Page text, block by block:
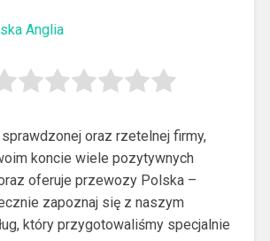
Anglia
oraz rzetelnej firmy,
koncie wiele pozytywnych
oferuje przewozy Polska –
zapoznaj się z naszym
który przygotowaliśmy specjalnie